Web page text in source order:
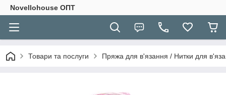
Novellohouse ОПТ
Товари та послуги Пряжа для в'язання / Нитки для